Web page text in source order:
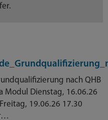
419
593
nach QHB
Modul Dienstag, 16.06.26
19.06.26 17.30